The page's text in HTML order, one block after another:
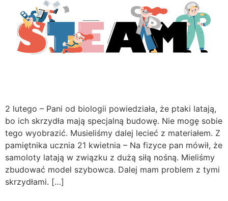
2 lutego – Pani od biologii powiedziała, że ptaki latają,
bo ich skrzydła mają specjalną budowę. Nie mogę sobie
tego wyobrazić. Musieliśmy dalej lecieć z materiałem. Z
pamiętnika ucznia 21 kwietnia – Na fizyce pan mówił, że
samoloty latają w związku z dużą siłą nośną. Mieliśmy
zbudować model szybowca. Dalej mam problem z tymi
skrzydłami. […]